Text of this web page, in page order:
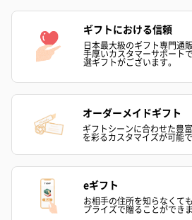
フラワーテディベア
（2,390円）
テディベア（
（1,760円）
紅茶・コーヒー・スイーツ
ギフトにおける信頼
日本最大級のギフト専門通
手厚いカスタマーサポート
選ギフトがございます。
オーダーメイドギフト
ギフトシーンに合わせた豊
を彩るカスタマイズが可能
eギフト
お相手の住所を知らなくて
プライズで贈ることができま